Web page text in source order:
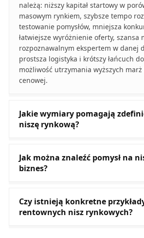
należą: niższy kapitał startowy w
masowym rynkiem, szybsze tempo
testowanie pomysłów, mniejsza
łatwiejsze wyróżnienie oferty, szansa
rozpoznawalnym ekspertem w danej
prostsza logistyka i krótszy łańcuch
możliwość utrzymania wyższych
cenowej.
Jakie wymiary pomagają
niszę rynkową?
Jak można znaleźć pomysł na
biznes?
Czy istnieją konkretne
rentownych nisz rynkowych?